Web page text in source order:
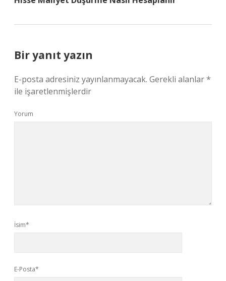
Bir yanıt yazın
E-posta adresiniz yayınlanmayacak. Gerekli alanlar*
ile işaretlenmişlerdir
Yorum
İsim*
E-Posta*